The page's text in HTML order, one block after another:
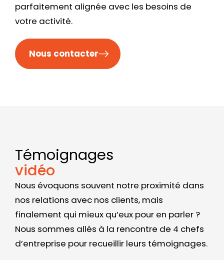
parfaitement alignée avec les besoins de
votre activité.
Nous contacter
Témoignages
vidéo
Nous évoquons souvent notre proximité dans
nos relations avec nos clients, mais
finalement qui mieux qu’eux pour en parler ?
Nous sommes allés à la rencontre de 4 chefs
d’entreprise pour recueillir leurs témoignages.